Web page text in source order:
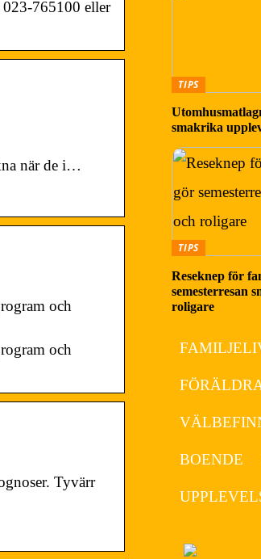
023-765100 eller
när de i…
och
och
Tyvärr
TIPS
smakrika
TIPS
Reseknep för
semesterresan
roligare
BOENDE